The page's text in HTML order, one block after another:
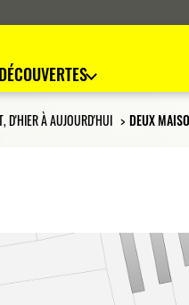
DÉCOUVERTES
D'HIER À AUJOURD'HUI DEUX